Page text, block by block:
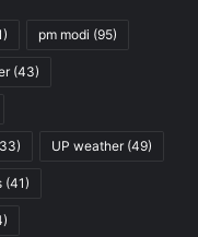
pm modi (95)
(43)
UP weather(49)
(41)